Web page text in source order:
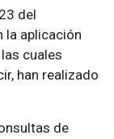
del
la aplicación
cuales
han realizado
de